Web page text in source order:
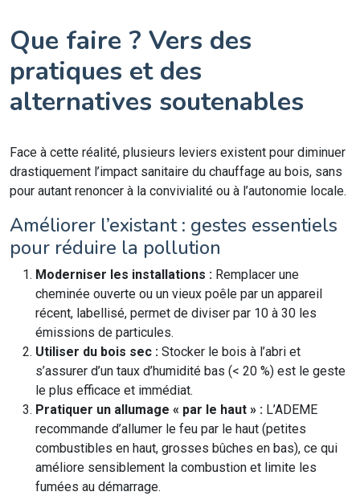
Que faire ? Vers des
pratiques et des
alternatives soutenables
Face à cette réalité, plusieurs leviers existent pour diminuer
drastiquement l’impact sanitaire du chauffage au bois, sans
pour autant renoncer à la convivialité ou à l’autonomie locale.
Améliorer l’existant : gestes essentiels
pour réduire la pollution
Moderniser les installations : Remplacer une
cheminée ouverte ou un vieux poêle par un appareil
récent, labellisé, permet de diviser par 10 à 30 les
émissions de particules.
Utiliser du bois sec : Stocker le bois à l’abri et
s’assurer d’un taux d’humidité bas (< 20 %) est le geste
le plus efficace et immédiat.
Pratiquer un allumage « par le haut » : L’ADEME
recommande d’allumer le feu par le haut (petites
combustibles en haut, grosses bûches en bas), ce qui
améliore sensiblement la combustion et limite les
fumées au démarrage.